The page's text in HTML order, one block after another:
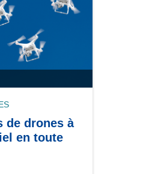
de drones à
en toute